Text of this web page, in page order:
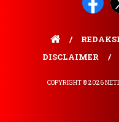
REDAKSI
DISCLAIMER
COPYRIGHT © 2026